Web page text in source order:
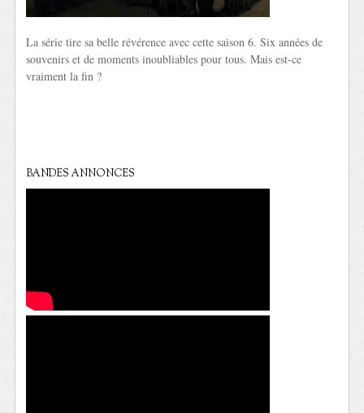
La série tire sa belle révérence avec cette saison 6. Six années de
souvenirs et de moments inoubliables pour tous. Mais est-ce
vraiment la fin ?
BANDES ANNONCES